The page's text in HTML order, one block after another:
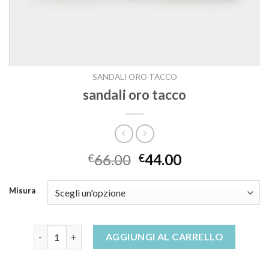
SANDALI ORO TACCO
sandali oro tacco
€66.00 €44.00
Misura
sandali oro tacco quantitàAGGIUNGI AL CARRELLO